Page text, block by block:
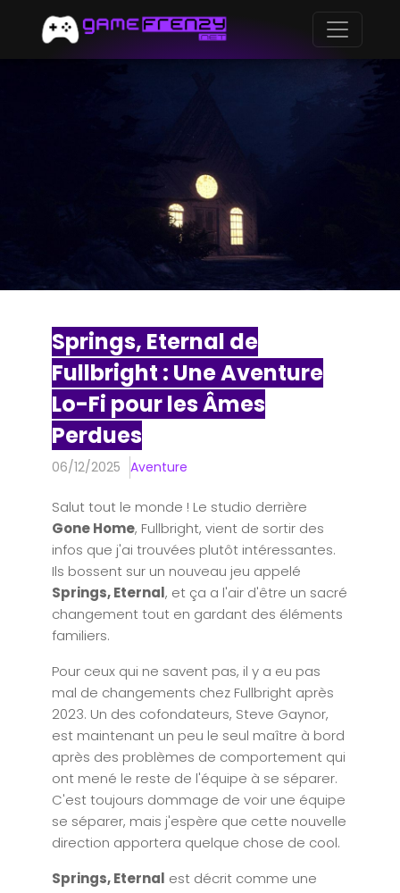
Springs, Eternal de
Fullbright : Une Aventure
Lo-Fi pour les Âmes
Perdues
06/12/2025 Aventure
Salut tout le monde ! Le studio derrière
Gone Home, Fullbright, vient de sortir des
infos que j'ai trouvées plutôt intéressantes.
Ils bossent sur un nouveau jeu appelé
Springs, Eternal, et ça a l'air d'être un sacré
changement tout en gardant des éléments
familiers.
Pour ceux qui ne savent pas, il y a eu pas
mal de changements chez Fullbright après
2023. Un des cofondateurs, Steve Gaynor,
est maintenant un peu le seul maître à bord
après des problèmes de comportement qui
ont mené le reste de l'équipe à se séparer.
C'est toujours dommage de voir une équipe
se séparer, mais j'espère que cette nouvelle
direction apportera quelque chose de cool.
Springs, Eternal est décrit comme une